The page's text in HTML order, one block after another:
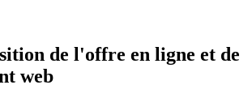
de l'offre en ligne et de
web